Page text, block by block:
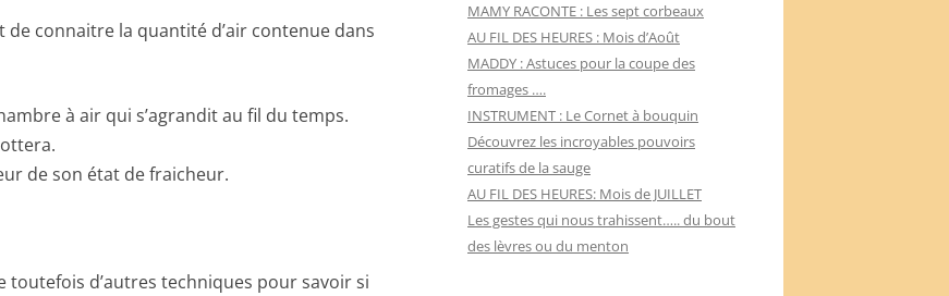
connaitre la quantité d’air contenue dans
à air qui s’agrandit au fil du temps.
de son état de fraicheur.
toutefois d’autres techniques pour savoir si
MAMY RACONTE : Les sept corbeaux
AU FIL DES HEURES : Mois d’Août
MADDY : Astuces pour la coupe des
fromages ….
INSTRUMENT : Le Cornet à bouquin
Découvrez les incroyables pouvoirs
curatifs de la sauge
AU FIL DES HEURES: Mois de JUILLET
Les gestes qui nous trahissent….. du bout
des lèvres ou du menton